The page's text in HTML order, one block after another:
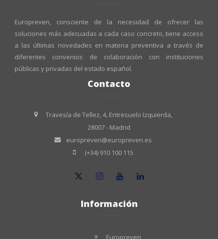
Europreven, consciente de la necesidad de ofrecer las
soluciones más adecuadas a cada caso concreto, tiene acceso
a las últimas novedades en materia preventiva a través de
diferentes convenios de colaboración con instituciones
públicas y privadas del estado español.
Contacto
Travesía de Tellez, 4, Entresuelo Izquierda,
28007 - Madrid
europreven@europreven.es
(+34) 910 100 115
Información
Europreven